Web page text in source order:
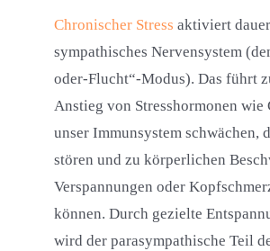
Chronischer Stress aktiviert
sympathisches Nervensystem
oder-Flucht“-Modus). Das führt
Anstieg von Stresshormonen wie
unser Immunsystem schwächen,
stören und zu körperlichen
Verspannungen oder
können. Durch gezielte
wird der parasympathische Teil